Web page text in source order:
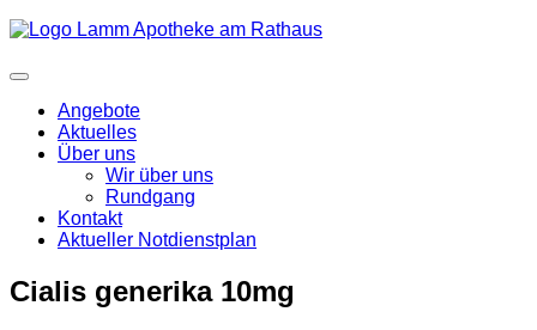
Angebote
Aktuelles
Über uns
Wir über uns
Rundgang
Kontakt
Aktueller Notdienstplan
Cialis generika 10mg